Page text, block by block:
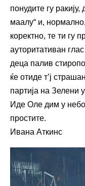
понудите гу
маалу“ и,
коректно, те ти гу
ауторитативан
деца палив
ќе отиде т’ј
партија на Зелени
Иде Оле дим у
простите.
Ивана Аткинс